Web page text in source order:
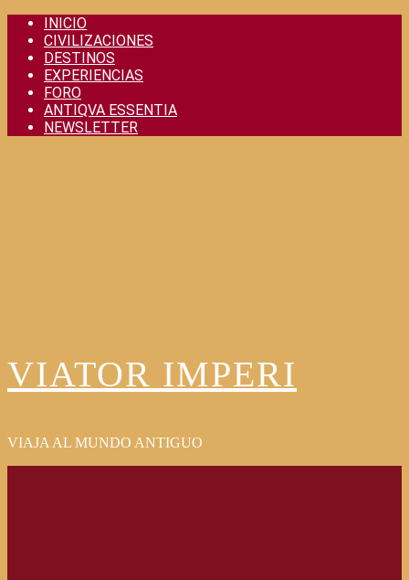
Skip
content
INICIO
CIVILIZACIONES
DESTINOS
EXPERIENCIAS
FORO
ANTIQVA ESSENTIA
NEWSLETTER
VIATOR IMPERI
VIAJA AL MUNDO ANTIGUO